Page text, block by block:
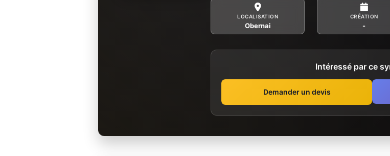
LOCALISATION
Obernai
CRÉATION
-
Intéressé par ce
Demander un devis